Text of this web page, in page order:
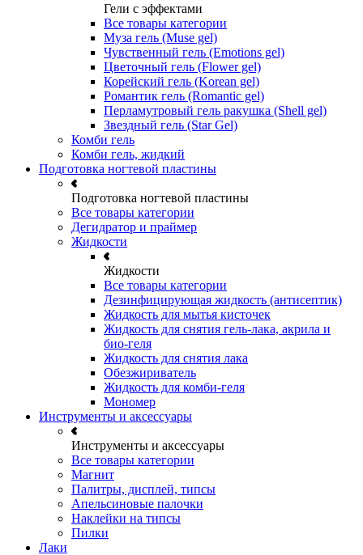
Гели с эффектами
Все товары категории
Муза гель (Muse gel)
Чувственный гель (Emotions gel)
Цветочный гель (Flower gel)
Корейский гель (Korean gel)
Романтик гель (Romantic gel)
Перламутровый гель ракушка (Shell gel)
Звездный гель (Star Gel)
Комби гель
Комби гель, жидкий
Подготовка ногтевой пластины
Подготовка ногтевой пластины
Все товары категории
Дегидратор и праймер
Жидкости
Жидкости
Все товары категории
Дезинфицирующая жидкость (антисептик)
Жидкость для мытья кисточек
Жидкость для снятия гель-лака, акрила и
био-геля
Жидкость для снятия лака
Обезжириватель
Жидкость для комби-геля
Мономер
Инструменты и аксессуары
Инструменты и аксессуары
Все товары категории
Магнит
Палитры, дисплей, типсы
Апельсиновые палочки
Наклейки на типсы
Пилки
Лаки